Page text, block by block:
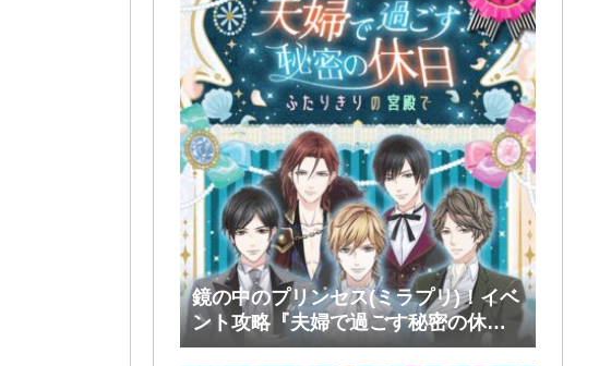
鏡の中のプリンセス(ミラプリ)！イベ
ント攻略『夫婦で過ごす秘密の休
日』後半(ファリス・ヴィンセント)